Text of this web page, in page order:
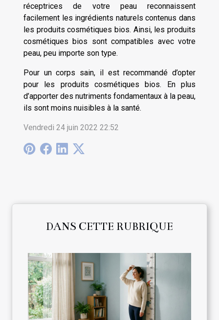
réceptrices de votre peau reconnaissent
facilement les ingrédients naturels contenus dans
les produits cosmétiques bios. Ainsi, les produits
cosmétiques bios sont compatibles avec votre
peau, peu importe son type.
Pour un corps sain, il est recommandé d’opter
pour les produits cosmétiques bios. En plus
d’apporter des nutriments fondamentaux à la peau,
ils sont moins nuisibles à la santé.
Vendredi 24 juin 2022 22:52
DANS CETTE RUBRIQUE